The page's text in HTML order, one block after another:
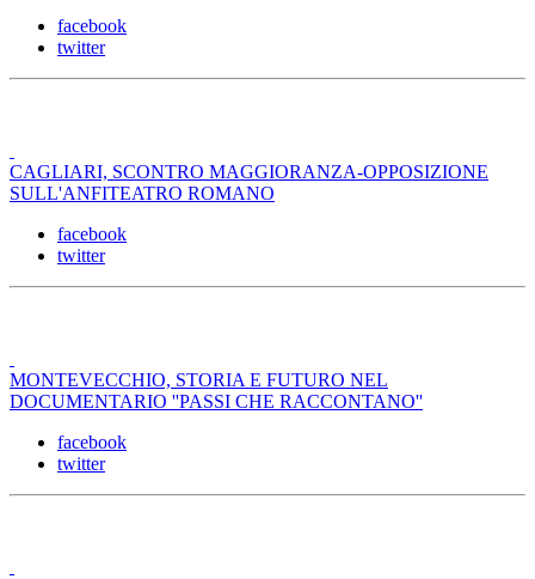
facebook
twitter
CAGLIARI, SCONTRO MAGGIORANZA-OPPOSIZIONE
SULL'ANFITEATRO ROMANO
facebook
twitter
MONTEVECCHIO, STORIA E FUTURO NEL
DOCUMENTARIO ''PASSI CHE RACCONTANO''
facebook
twitter